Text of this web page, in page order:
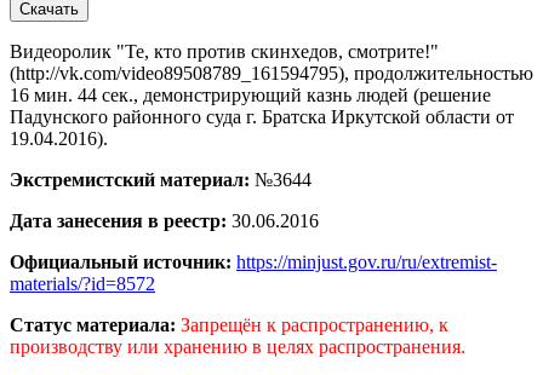
Видеоролик "Те, кто против скинхедов, смотрите!"
(http://vk.com/video89508789_161594795), продолжительностью
16 мин. 44 сек., демонстрирующий казнь людей (решение
Падунского районного суда г. Братска Иркутской области от
19.04.2016).
Экстремистский материал: №3644
Дата занесения в реестр: 30.06.2016
Официальный источник: https://minjust.gov.ru/ru/extremist-
materials/?id=8572
Статус материала: Запрещён к распространению, к
производству или хранению в целях распространения.